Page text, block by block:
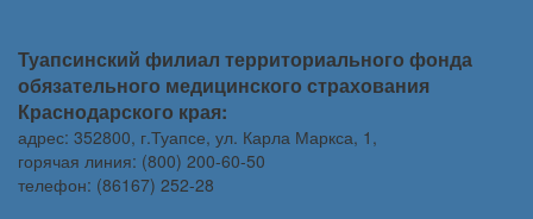
Туапсинский филиал территориального фонда
обязательного медицинского страхования
Краснодарского края:
адрес: 352800, г.Туапсе, ул. Карла Маркса, 1,
горячая линия: (800) 200-60-50
телефон: (86167) 252-28